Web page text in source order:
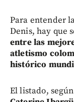
Para entender
Denis, hay que
entre las
atletismo
histórico
El listado,